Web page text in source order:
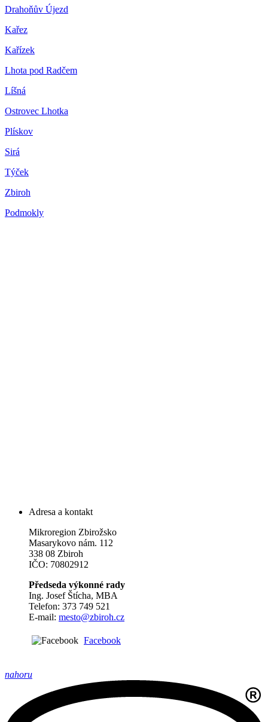
Drahoňův Újezd
Kařez
Kařízek
Lhota pod Radčem
Líšná
Ostrovec Lhotka
Plískov
Sirá
Týček
Zbiroh
Podmokly
Adresa a kontakt
Mikroregion Zbirožsko
Masarykovo nám. 112
338 08 Zbiroh
IČO: 70802912
Předseda výkonné rady
Ing. Josef Štícha, MBA
Telefon: 373 749 521
E-mail: mesto@zbiroh.cz
Facebook
nahoru